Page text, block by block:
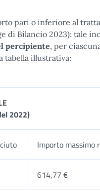
pari o inferiore al
di Bilancio 2023): tale
percipiente, per
tabella illustrativa:
2022)
Importo massimo
614,77 €